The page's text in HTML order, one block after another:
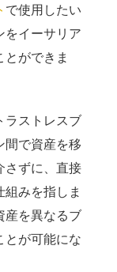
で使用したい
をイーサリア
ができま
ラストレスブ
間で資産を移
さずに、直接
みを指しま
産を異なるブ
とが可能にな